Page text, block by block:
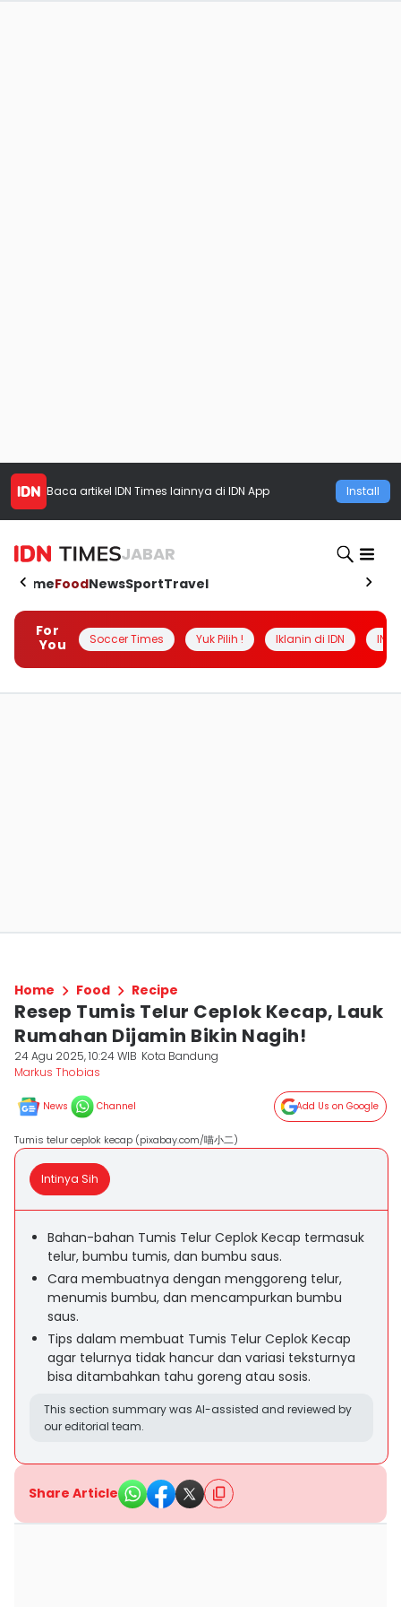
Baca artikel IDN Times lainnya di IDN App Install
JABAR
HomeFoodNewsSportTravel
For
You
Soccer Times Yuk Pilih ! Iklanin di IDN
Home Food Recipe
Resep Tumis Telur Ceplok Kecap, Lauk
Rumahan Dijamin Bikin Nagih!
24 Agu 2025, 10:24 WIB Kota Bandung
Markus Thobias
News Channel Add Us on Google
Tumis telur ceplok kecap (pixabay.com/喵小二)
Intinya Sih
Bahan-bahan Tumis Telur Ceplok Kecap termasuk
telur, bumbu tumis, dan bumbu saus.
Cara membuatnya dengan menggoreng telur,
menumis bumbu, dan mencampurkan bumbu
saus.
Tips dalam membuat Tumis Telur Ceplok Kecap
agar telurnya tidak hancur dan variasi teksturnya
bisa ditambahkan tahu goreng atau sosis.
This section summary was AI-assisted and reviewed by
our editorial team.
Share Article